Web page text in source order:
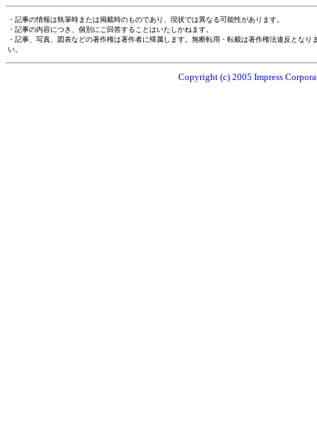
・記事の情報は執筆時または掲載時のものであり、現状では異なる可能性があります。
・記事の内容につき、個別にご回答することはいたしかねます。
・記事、写真、図表などの著作権は著作者に帰属します。無断転用・転載は著作権法違反とな
い。
Copyright (c) 2005 Impress